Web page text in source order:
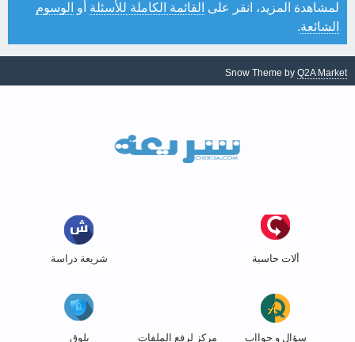
لمشاهدة المزيد، انقر على القائمة الكاملة للأسئلة أو الوسوم
الشائعة.
Snow Theme by Q2A Market